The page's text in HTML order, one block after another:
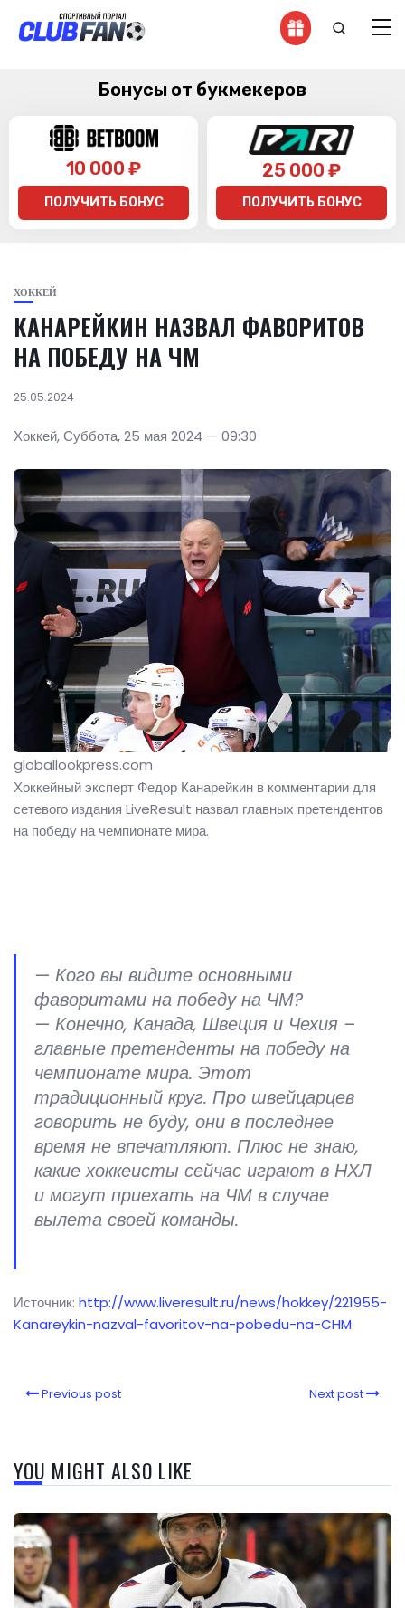
Бонусы от букмекеров
10 000 ₽
ПОЛУЧИТЬ БОНУС
25 000 ₽
ПОЛУЧИТЬ БОНУС
ХОККЕЙ
КАНАРЕЙКИН НАЗВАЛ ФАВОРИТОВ
НА ПОБЕДУ НА ЧМ
25.05.2024
Хоккей, Суббота, 25 мая 2024 — 09:30
globallookpress.com
Хоккейный эксперт Федор Канарейкин в комментарии для
сетевого издания LiveResult назвал главных претендентов
на победу на чемпионате мира.
— Кого вы видите основными
фаворитами на победу на ЧМ?
— Конечно, Канада, Швеция и Чехия –
главные претенденты на победу на
чемпионате мира. Этот
традиционный круг. Про швейцарцев
говорить не буду, они в последнее
время не впечатляют. Плюс не знаю,
какие хоккеисты сейчас играют в НХЛ
и могут приехать на ЧМ в случае
вылета своей команды.
Источник: http://www.liveresult.ru/news/hokkey/221955-
Kanareykin-nazval-favoritov-na-pobedu-na-CHM
Previous post Next post
YOU MIGHT ALSO LIKE